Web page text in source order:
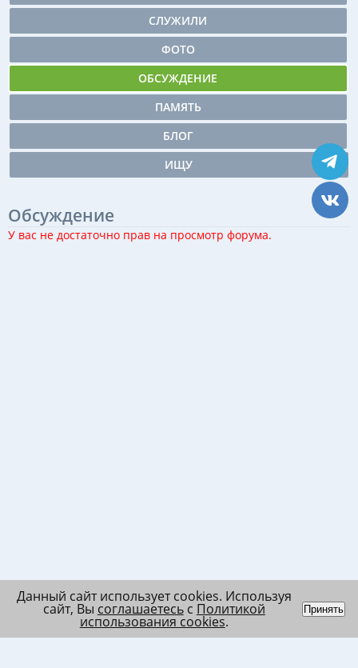
СЛУЖИЛИ
ФОТО
ОБСУЖДЕНИЕ
ПАМЯТЬ
БЛОГ
ИЩУ
Обсуждение
У вас не достаточно прав на просмотр форума.
Данный сайт использует cookies. Используя
сайт, Вы соглашаетесьс Политикой
использования cookies.
Принять